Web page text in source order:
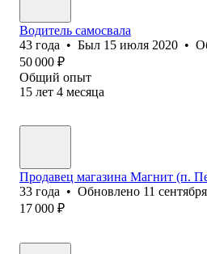
Водитель самосвала
43 года • Был 15 июля 2020 •
50 000 ₽
Общий опыт
15 лет 4 месяца
Продавец магазина Магнит (п.
33 года • Обновлено 11
17 000 ₽